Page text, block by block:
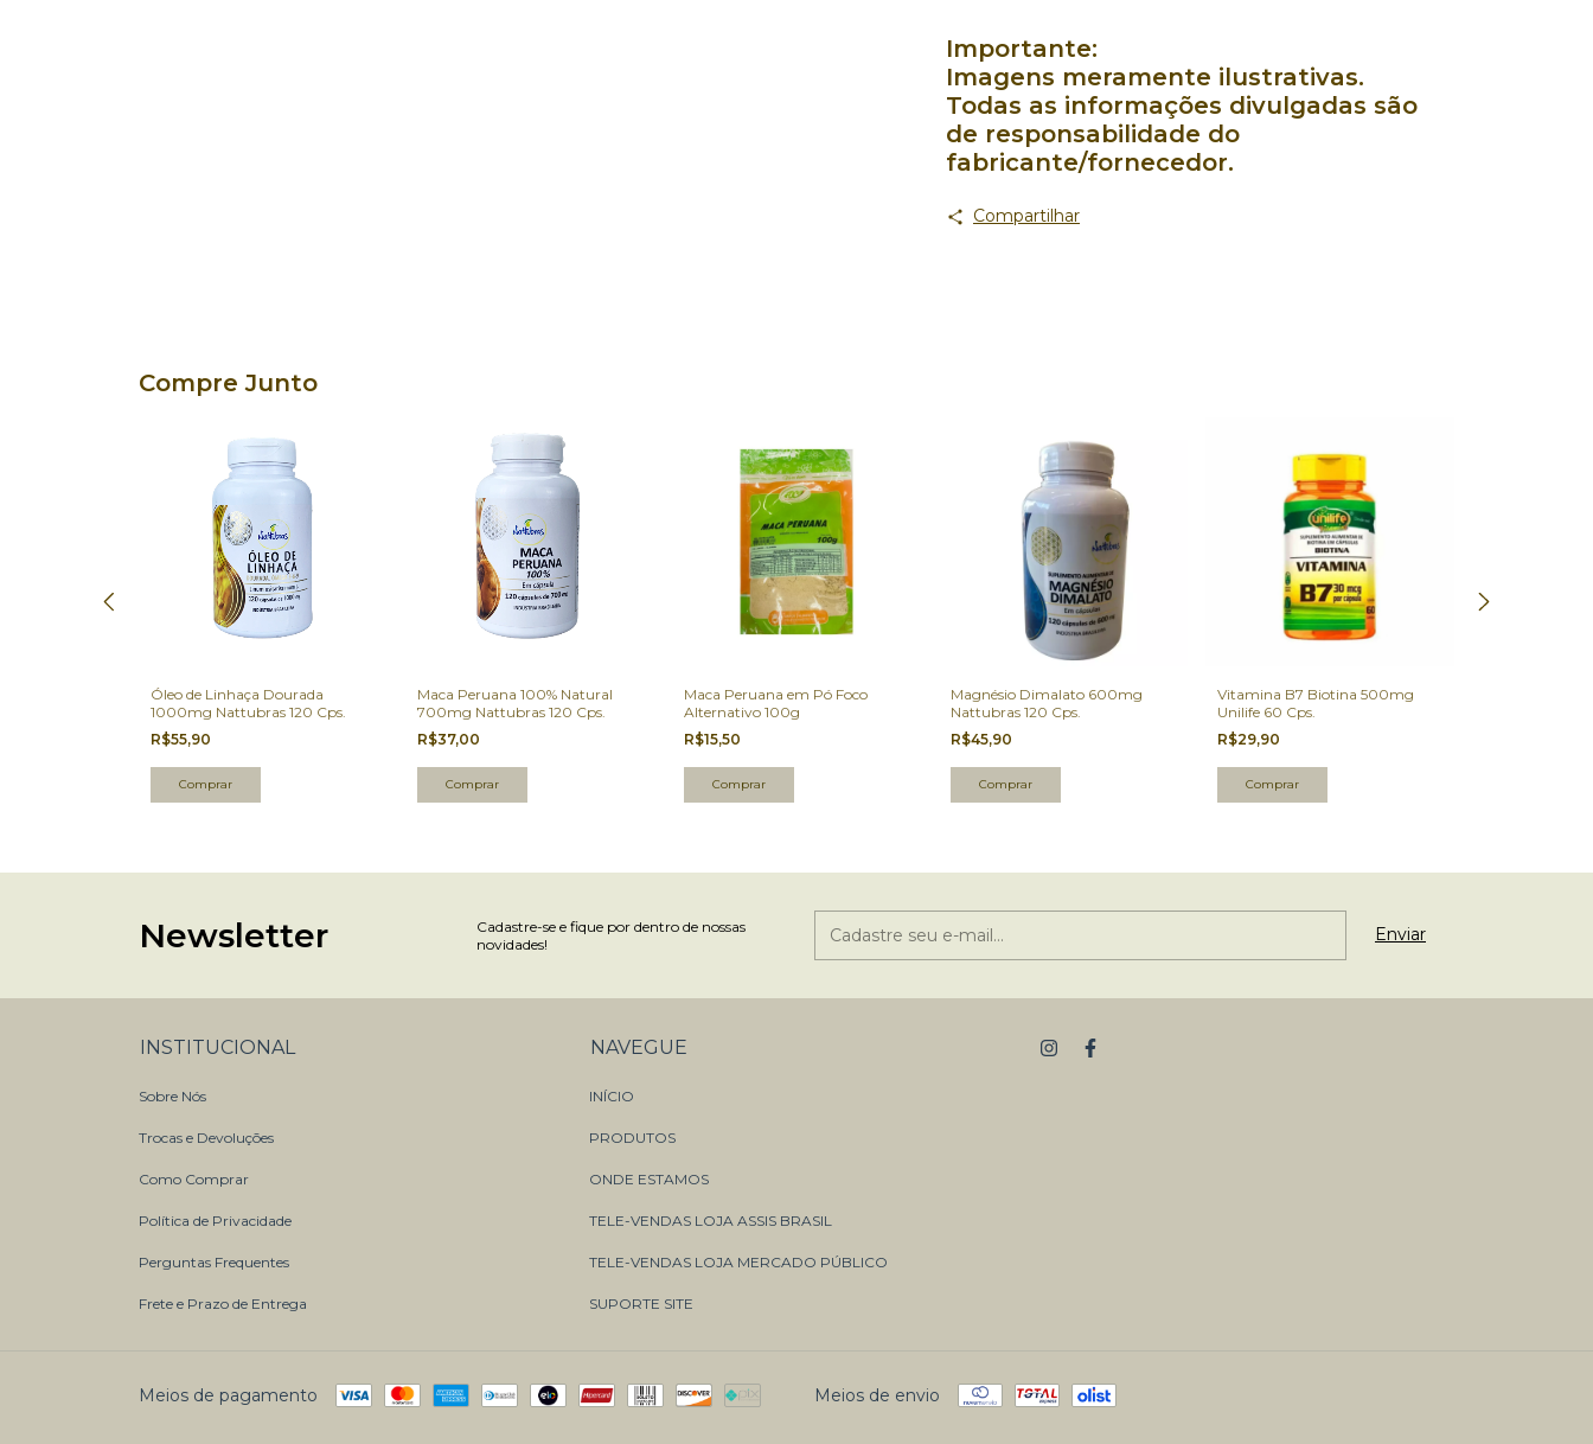
Importante:
Imagens meramente ilustrativas.
Todas as informações divulgadas são
de responsabilidade do
fabricante/fornecedor.
Compartilhar
Compre Junto
Óleo de Linhaça Dourada
1000mg Nattubras 120 Cps.
R$55,90
Maca Peruana 100% Natural
700mg Nattubras 120 Cps.
R$37,00
Maca Peruana em Pó Foco
Alternativo 100g
R$15,50
Magnésio Dimalato 600mg
Nattubras 120 Cps.
R$45,90
Vitamina B7 Biotina 500mg
Unilife 60 Cps.
R$29,90
Newsletter
Cadastre-se e fique por dentro de nossas
novidades!
INSTITUCIONAL
Sobre Nós
Trocas e Devoluções
Como Comprar
Política de Privacidade
Perguntas Frequentes
Frete e Prazo de Entrega
NAVEGUE
INÍCIO
PRODUTOS
ONDE ESTAMOS
TELE-VENDAS LOJA ASSIS BRASIL
TELE-VENDAS LOJA MERCADO PÚBLICO
SUPORTE SITE
Meios de pagamento Meios de envio